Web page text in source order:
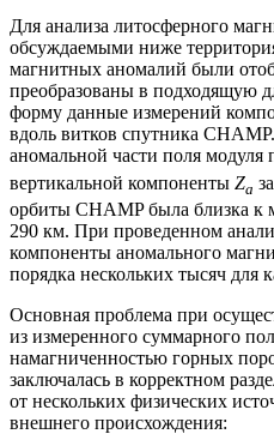
Для анализа литосферного
обсуждаемыми ниже
магнитных аномалий были
преобразованы в подходящую
форму данные измерений
вдоль витков спутника
аномальной части поля модуля
вертикальной компоненты Za
орбиты CHAMP была близка
290 км. При проведенном
компоненты аномального
порядка нескольких тысяч для
Основная проблема при
из измеренного суммарного
намагниченностью горных
заключалась в корректном
от нескольких физических
внешнего происхождения: